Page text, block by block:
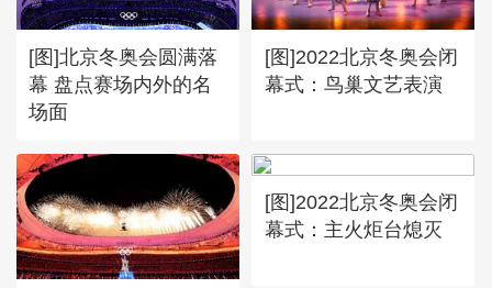
[图]北京冬奥会圆满落
幕 盘点赛场内外的名
场面
[图]2022北京冬奥会闭
幕式：鸟巢文艺表演
[图]2022北京冬奥会闭
幕式：主火炬台熄灭